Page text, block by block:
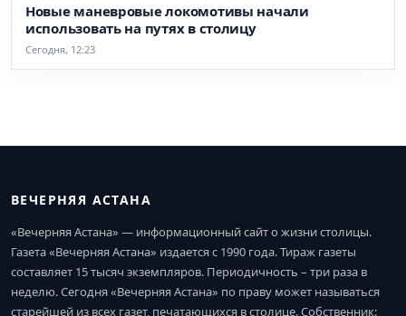
Новые маневровые локомотивы начали
использовать на путях в столицу
Сегодня, 12:23
ВЕЧЕРНЯЯ АСТАНА
«Вечерняя Астана» — информационный сайт о жизни столицы.
Газета «Вечерняя Астана» издается с 1990 года. Тираж газеты
составляет 15 тысяч экземпляров. Периодичность – три раза в
неделю. Сегодня «Вечерняя Астана» по праву может называться
старейшей из всех газет, печатающихся в столице. Собственник: